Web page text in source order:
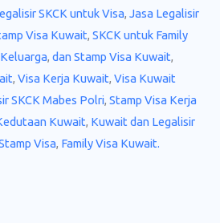
SKCK untuk Visa, Jasa Legalisir
Visa Kuwait, SKCK untuk Family
, dan Stamp Visa Kuwait,
, Visa Kerja Kuwait, Visa Kuwait
SKCK Mabes Polri, Stamp Visa Kerja
Kuwait, Kuwait dan Legalisir
Visa, Family Visa Kuwait.